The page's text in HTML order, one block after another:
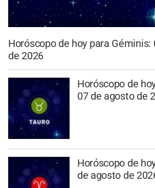
Horóscopo de hoy para Géminis:
de 2026
Horóscopo de
07 de agosto de
Horóscopo de
de agosto de